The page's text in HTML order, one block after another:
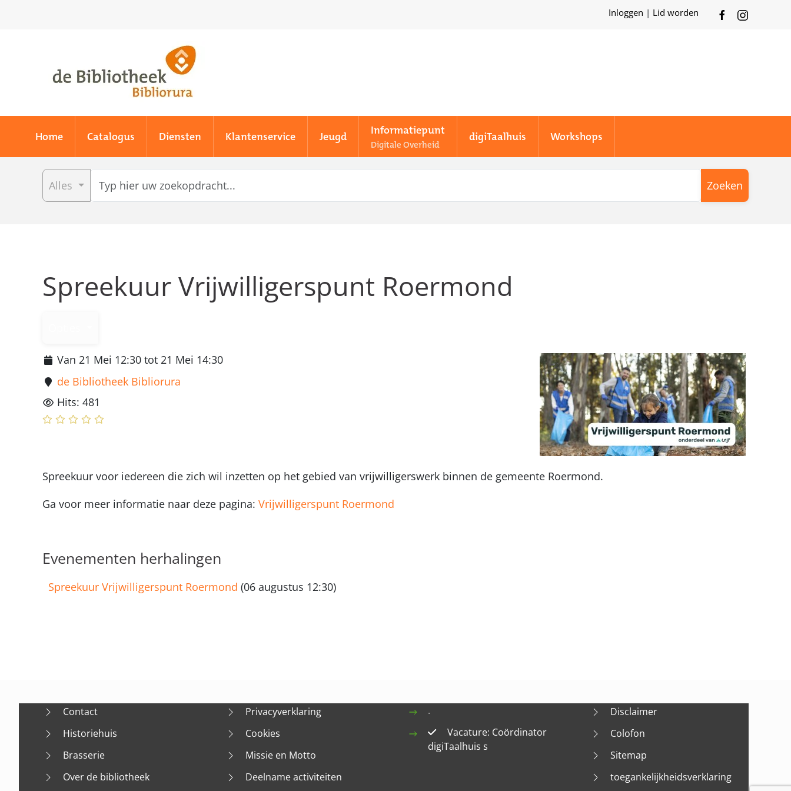
Inloggen | Lid worden
Home Catalogus Diensten Klantenservice Jeugd Informatiepunt
Digitale Overheid
digiTaalhuis Workshops
Alles Zoeken
Spreekuur Vrijwilligerspunt Roermond
Van 21 Mei 12:30 tot 21 Mei 14:30
de Bibliotheek Bibliorura
Hits: 481
Spreekuur voor iedereen die zich wil inzetten op het gebied van vrijwilligerswerk binnen de gemeente Roermond.
Ga voor meer informatie naar deze pagina: Vrijwilligerspunt Roermond
Evenementen herhalingen
Spreekuur Vrijwilligerspunt Roermond (06 augustus 12:30)
Contact
Historiehuis
Brasserie
Over de bibliotheek
Privacyverklaring
Cookies
Missie en Motto
Deelname activiteiten
.
Vacature: Coördinator
digiTaalhuis s
Disclaimer
Colofon
Sitemap
toegankelijkheidsverklaring